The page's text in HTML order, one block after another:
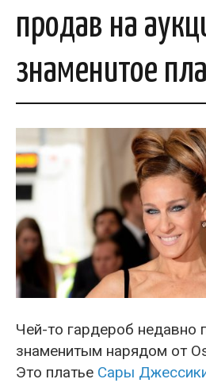
продав на
знаменитое
Чей-то гардероб недавно
знаменитым нарядом от
Это платье Сары